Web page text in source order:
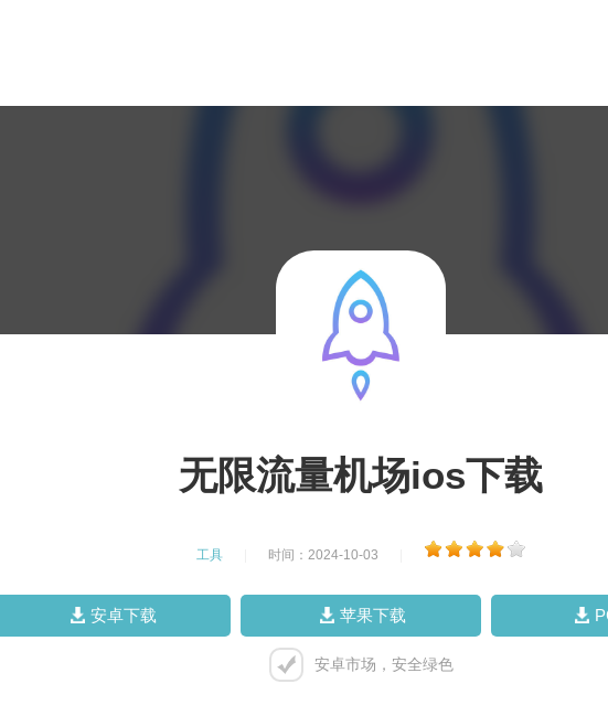
无限流量机场ios下载
工具 时间：2024-10-03
安卓下载 苹果下载
安卓市场，安全绿色